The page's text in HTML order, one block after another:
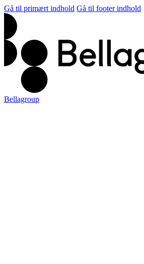
Gå til primært indhold Gå til footer indhold
Bellagroup